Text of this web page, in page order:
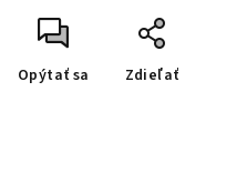
Opýtať sa Zdieľať